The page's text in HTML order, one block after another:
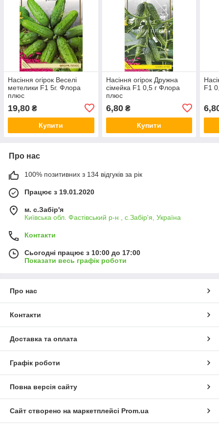
Насіння огірок Веселі
метелики F1 5г. Флора
плюс
19,80 ₴
Купити
Насіння огірок Дружна
сімейка F1 0,5 г Флора
плюс
6,80₴
Купити
F1
Про нас
100% позитивних з 134 відгуків за рік
Працює з 19.01.2020
м. с.Забір'я
Київська обл. Фастівський р-н , с.Забір'я, Україна
Контакти
Сьогодні працює з 10:00 до 17:00
Показати весь графік роботи
Про нас
Контакти
Доставка та оплата
Графік роботи
Повна версія сайту
Сайт створено на маркетплейсі Prom.ua